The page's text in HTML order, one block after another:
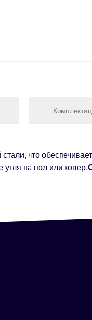
что
угля на пол или ковер.